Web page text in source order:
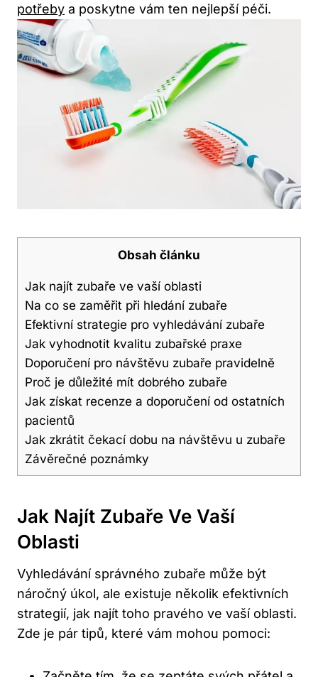
potřeby a poskytne vám ten nejlepší péči.
Obsah článku
Jak najít zubaře ve vaší oblasti
Na co se zaměřit při hledání zubaře
Efektivní strategie pro vyhledávání zubaře
Jak vyhodnotit kvalitu zubařské praxe
Doporučení pro návštěvu zubaře pravidelně
Proč je důležité mít dobrého zubaře
Jak získat recenze a doporučení od ostatních
pacientů
Jak zkrátit čekací dobu na návštěvu u zubaře
Závěrečné poznámky
Jak Najít Zubaře Ve Vaší
Oblasti
Vyhledávání správného zubaře může být
náročný úkol, ale existuje několik efektivních
strategií, jak najít toho pravého ve vaší oblasti.
Zde je pár tipů, které vám mohou pomoci: